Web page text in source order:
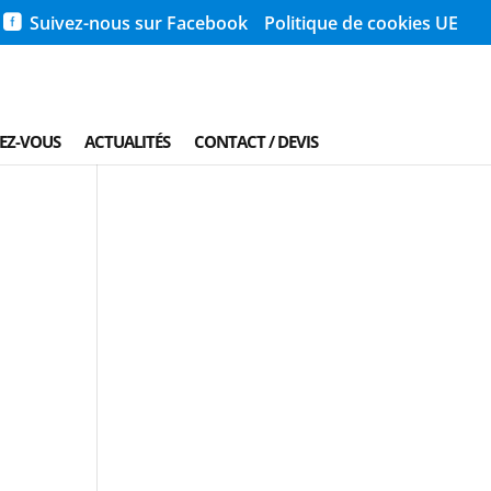
Suivez-nous sur Facebook Politique de cookies UE
VOUS ACTUALITÉS CONTACT / DEVIS